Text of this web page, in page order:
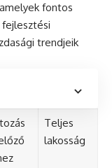
fontos
trendjeik
Teljes
lakosság